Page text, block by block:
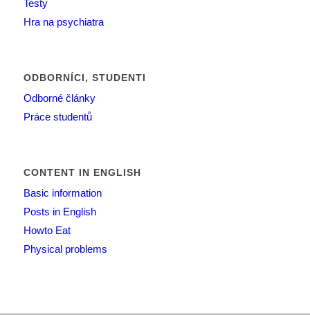
Testy
Hra na psychiatra
ODBORNÍCI, STUDENTI
Odborné články
Práce studentů
CONTENT IN ENGLISH
Basic information
Posts in English
Howto Eat
Physical problems